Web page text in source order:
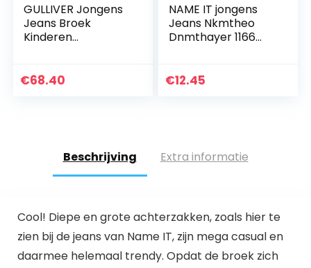
GULLIVER Jongens
Jeans Broek
Kinderen
Katoen Casual
€68.40
NAME IT jongens
Jeans Nkmtheo
Dnmthayer 1166
€12.45
Beschrijving Extra informatie
Cool! Diepe en grote achterzakken, zoals hier te
zien bij de jeans van Name IT, zijn mega casual en
daarmee helemaal trendy. Opdat de broek zich